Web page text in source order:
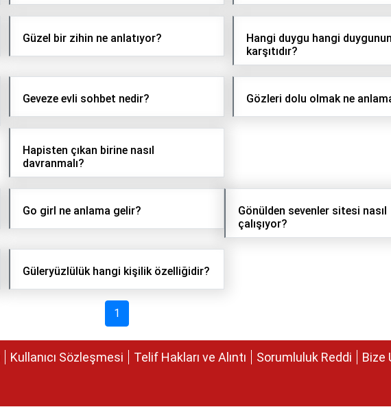
Güzel bir zihin ne anlatıyor?
Hangi duygu hangi duygunun
karşıtıdır?
Geveze evli sohbet nedir? Gözleri dolu olmak ne
Hapisten çıkan birine nasıl
davranmalı?
Go girl ne anlama gelir?
Gönülden sevenler sitesi nasıl
çalışıyor?
Güleryüzlülük hangi kişilik özelliğidir?
1
Kullanıcı Sözleşmesi Telif Hakları ve Alıntı Sorumluluk Reddi Bize